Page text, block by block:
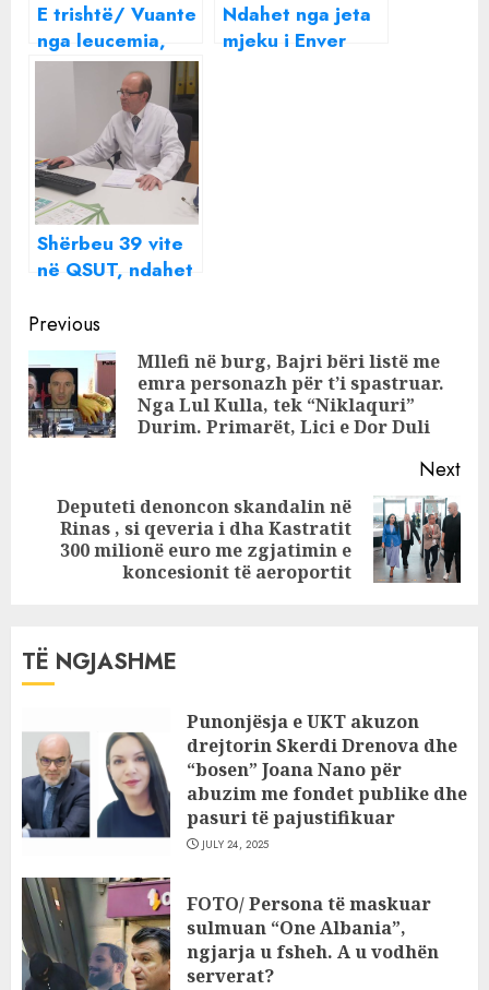
E trishtë/ Vuante
nga leucemia,
ndahet nga jeta
mjeku i njohur
shqiptar
Ndahet nga jeta
mjeku i Enver
Shërbeu 39 vite
në QSUT, ndahet
njohur!
Continue
Reading
Previous
Mllefi në burg, Bajri bëri listë me
emra personazh për t’i spastruar.
Nga Lul Kulla, tek “Niklaquri”
Durim. Primarët, Lici e Dor Duli
Next
Next
post:
Deputeti denoncon skandalin në
Rinas , si qeveria i dha Kastratit
300 milionë euro me zgjatimin e
koncesionit të aeroportit
TË NGJASHME
Punonjësja e UKT akuzon
drejtorin Skerdi Drenova dhe
“bosen” Joana Nano për
abuzim me fondet publike dhe
pasuri të pajustifikuar
JULY 24, 2025
FOTO/ Persona të maskuar
sulmuan “One Albania”,
ngjarja u fsheh. A u vodhën
serverat?